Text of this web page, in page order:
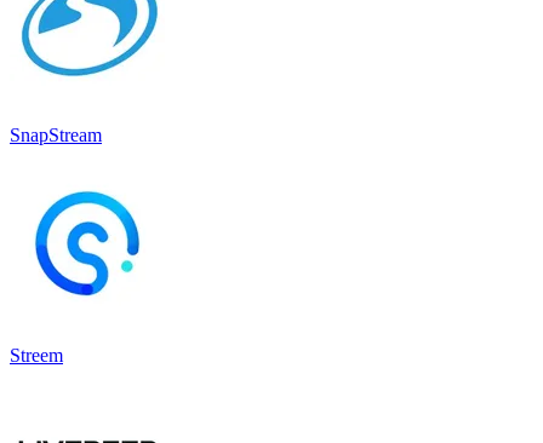
SnapStream
Streem